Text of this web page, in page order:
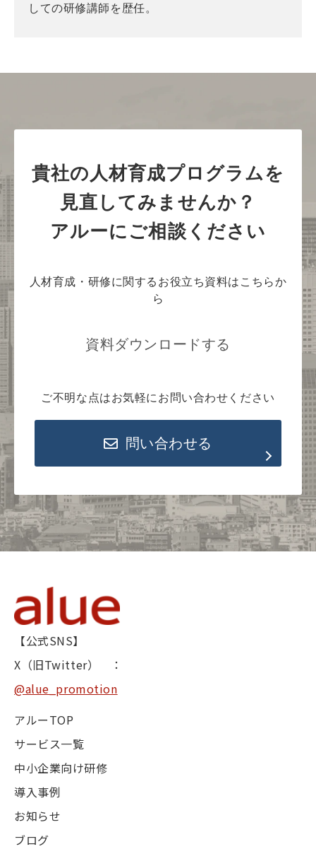
しての研修講師を歴任。
貴社の人材育成プログラムを
見直してみませんか？
アルーにご相談ください
人材育成・研修に関するお役立ち資料はこちらか
ら
資料ダウンロードする
ご不明な点はお気軽にお問い合わせください
問い合わせる
【公式SNS】
X（旧Twitter） ：
@alue_promotion
アルーTOP
サービス一覧
中小企業向け研修
導入事例
お知らせ
ブログ